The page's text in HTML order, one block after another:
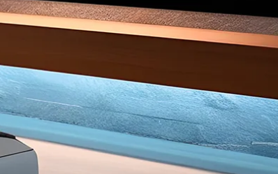
Da terra